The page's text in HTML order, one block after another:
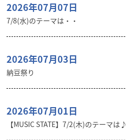
2026年07月07日
7/8(水)のテーマは・・
2026年07月03日
納豆祭り
2026年07月01日
【MUSIC STATE】7/2(木)のテーマは♪